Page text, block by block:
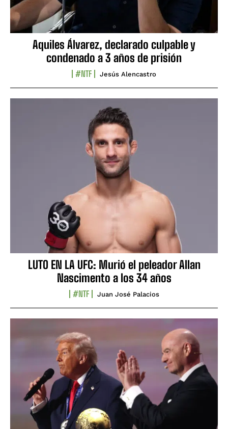
Aquiles Álvarez, declarado culpable y
condenado a 3 años de prisión
#NTF Jesús Alencastro
LUTO EN LA UFC: Murió el peleador Allan
Nascimento a los 34 años
#NTF Juan José Palacios